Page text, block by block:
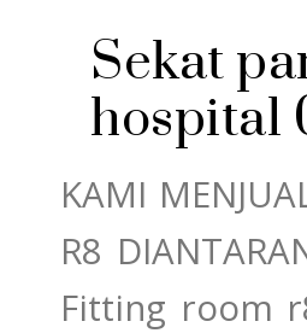
Sekat
hospital
KAMI
R8
Fitting room